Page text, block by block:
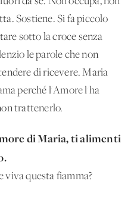
Sostiene. Si fa piccolo
sotto la croce senza
le parole che non
di ricevere. Maria
perché l'Amore l'ha
trattenerlo.
di Maria, ti alimenti
viva questa fiamma?